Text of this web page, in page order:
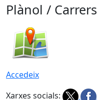
Plànol / Carrers
Accedeix
Xarxes socials: